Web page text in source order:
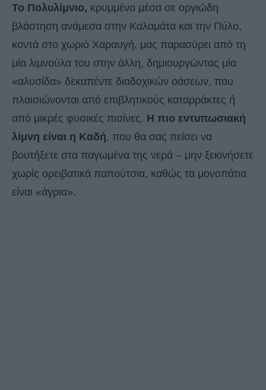
Το Πολυλίμνιο, κρυμμένο μέσα σε οργιώδη
βλάστηση ανάμεσα στην Καλαμάτα και την Πύλο,
κοντά στο χωριό Χαραυγή, μας παρασύρει από τη
μία λιμνούλα του στην άλλη, δημιουργώντας μία
«αλυσίδα» δεκαπέντε διαδοχικών οάσεων, που
πλαισιώνονται από επιβλητικούς καταρράκτες ή
από μικρές φυσικές πισίνες. Η πιο εντυπωσιακή
λίμνη είναι η Καδή, που θα σας πείσει να
βουτήξετε στα παγωμένα της νερά – μην ξεκινήσετε
χωρίς ορειβατικά παπούτσια, καθώς τα μονοπάτια
είναι «άγρια».